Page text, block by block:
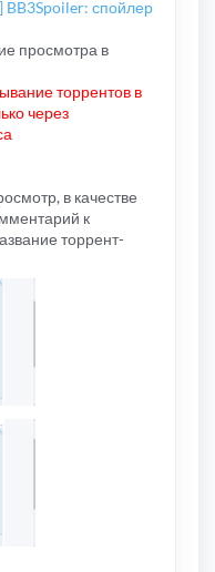
спойлер
просмотра в
торрентов в
через
в качестве
к
торрент-